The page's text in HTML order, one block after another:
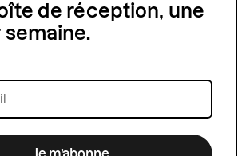
de réception, une
semaine.